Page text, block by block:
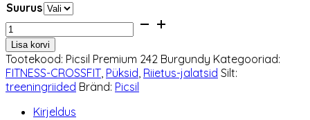
Suurus
Meeste
püksid
Picsil
Premium
242
Burgundy
kogus
Lisa korvi
Tootekood: Picsil Premium 242 Burgundy Kategooriad:
FITNESS-CROSSFIT, Püksid, Riietus-jalatsid Silt:
treeningriided Bränd: Picsil
Kirjeldus